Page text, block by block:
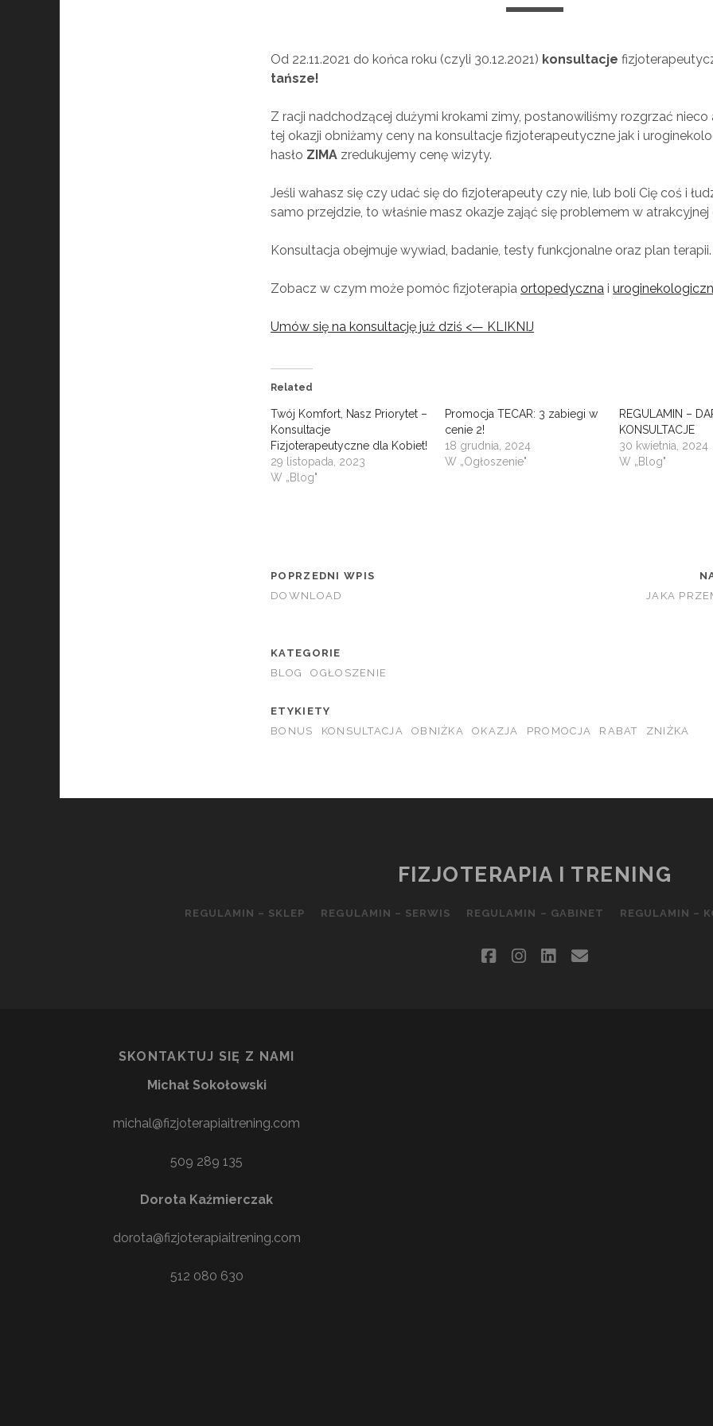
Od 22.11.2021 do końca roku (czyli 30.12.2021) konsultacje
tańsze!
Z racji nadchodzącej dużymi krokami zimy, postanowiliśmy rozgrzać nieco
tej okazji obniżamy ceny na konsultacje fizjoterapeutyczne jak i
hasło ZIMA zredukujemy cenę wizyty.
Jeśli wahasz się czy udać się do fizjoterapeuty czy nie, lub boli Cię coś i
samo przejdzie, to właśnie masz okazje zająć się problemem w atrakcyjnej
Konsultacja obejmuje wywiad, badanie, testy funkcjonalne oraz plan terapii.
Zobacz w czym może pomóc fizjoterapiaortopedyczna i
Umów się na konsultację już dziś <— KLIKNIJ
Related
Twój Komfort, Nasz Priorytet –
Konsultacje
Fizjoterapeutyczne dla Kobiet!
29 listopada, 2023
W „Blog"
Promocja TECAR: 3 zabiegi w
cenie 2!
18 grudnia, 2024
W „Ogłoszenie"
REGULAMIN –
KONSULTACJE
30 kwietnia, 2024
W „Blog"
POPRZEDNI WPIS
DOWNLOAD
JAKA
KATEGORIE
BLOG
OGŁOSZENIE
ETYKIETY
BONUS
KONSULTACJA OBNIŻKA OKAZJA PROMOCJA RABAT ZNIŻKA
FIZJOTERAPIA I TRENING
REGULAMIN – SKLEP REGULAMIN – SERWIS REGULAMIN – GABINET REGULAMIN –
facebookinstagram
linkedin
email
SKONTAKTUJ SIĘ Z NAMI
Michał Sokołowski
michal@fizjoterapiaitrening.com
509 289 135
Dorota Kaźmierczak
dorota@fizjoterapiaitrening.com
512 080 630